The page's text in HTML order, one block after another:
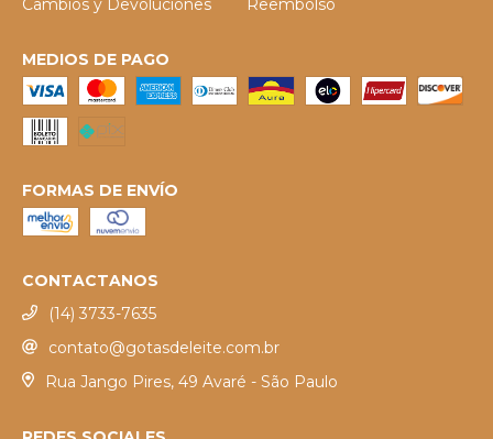
Cambios y Devoluciones Reembolso
MEDIOS DE PAGO
FORMAS DE ENVÍO
CONTACTANOS
(14) 3733-7635
contato@gotasdeleite.com.br
Rua Jango Pires, 49 Avaré - São Paulo